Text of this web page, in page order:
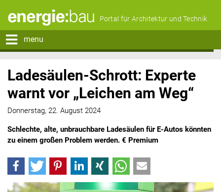
Portal für Architektur und Technik
menu
Ladesäulen-Schrott: Experte
warnt vor „Leichen am Weg“
Donnerstag, 22. August 2024
Schlechte, alte, unbrauchbare Ladesäulen für E-Autos könnten
zu einem großen Problem werden. € Premium